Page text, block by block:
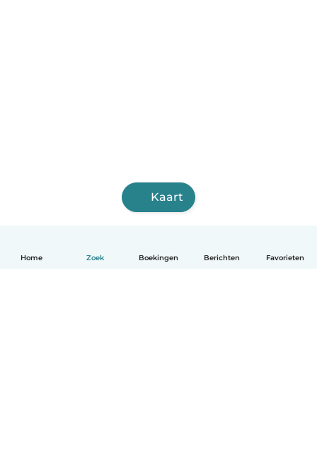
Home Zoek Boekingen Berichten Favorieten
Kaart